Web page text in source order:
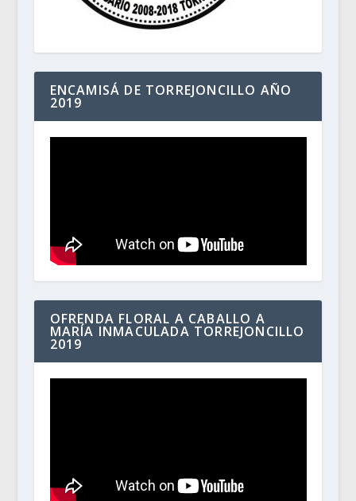
ENCAMISÁ DE TORREJONCILLO AÑO
2019
OFRENDA FLORAL A CABALLO A
MARÍA INMACULADA TORREJONCILLO
2019